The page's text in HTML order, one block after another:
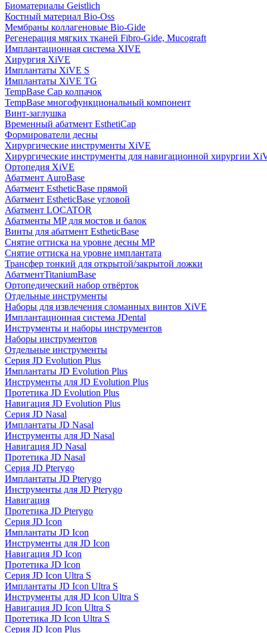
Биоматериалы Geistlich
Костный материал Bio-Oss
Мембраны коллагеновые Bio-Gide
Регенерация мягких тканей Fibro-Gide, Mucograft
Имплантационная система XIVE
Хирургия XiVE
Имплантаты XiVE S
Имплантаты XiVE TG
TempBase Cap колпачок
TempBase многофункциональный компонент
Винт-заглушка
Временный абатмент EsthetiCap
Формирователи десны
Хирургические инструменты XiVE
Хирургические инструменты для навигационной хирургии
Ортопедия XiVE
Абатмент AuroBase
Абатмент EstheticBase прямой
Абатмент EstheticBase угловой
Абатмент LOCATOR
Абатменты MP для мостов и балок
Винты для абатмент EstheticBase
Снятие оттиска на уровне десны MP
Снятие оттиска на уровне имплантата
Трансфер тонкий для открытой/закрытой ложки
АбатментTitaniumBase
Ортопедический набор отвёрток
Отдельные инструменты
Наборы для извлечения сломанных винтов XiVE
Имплантационная система JDental
Инструменты и наборы инструментов
Наборы инструментов
Отдельные инструменты
Серия JD Evolution Plus
Имплантаты JD Evolution Plus
Инструменты для JD Evolution Plus
Протетика JD Evolution Plus
Навигация JD Evolution Plus
Серия JD Nasal
Имплантаты JD Nasal
Инструменты для JD Nasal
Навигация JD Nasal
Протетика JD Nasal
Серия JD Pterygo
Имплантаты JD Pterygo
Инструменты для JD Pterygo
Навигация
Протетика JD Pterygo
Серия JD Icon
Имплантаты JD Icon
Инструменты для JD Icon
Навигация JD Icon
Протетика JD Icon
Серия JD Icon Ultra S
Имплантаты JD Icon Ultra S
Инструменты для JD Icon Ultra S
Навигация JD Icon Ultra S
Протетика JD Icon Ultra S
Серия JD Icon Plus